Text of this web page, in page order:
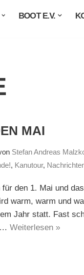
BOOT E.V.
MAI
Stefan Andreas
, Kanutour,
den 1. Mai und
warm, warm und
Jahr statt. Fast
Weiterlesen »